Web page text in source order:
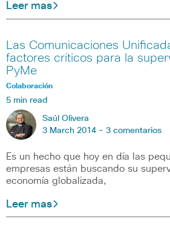
Leer mas
Las Comunicaciones
factores críticos para la
PyMe
Colaboración
5 min read
Saúl Olivera
3 March 2014 - 3 comentarios
Es un hecho que hoy en día las
empresas están buscando su
economía globalizada,
Leer mas